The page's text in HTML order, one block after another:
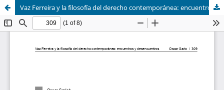
Vaz Ferreira y la filosofía del derecho contemporánea: encuentros y desencuentros